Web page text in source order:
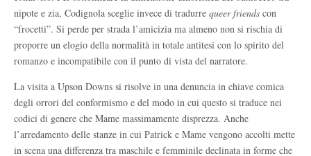
nipote e zia, Codignola sceglie invece di tradurre queer friends con
“frocetti”. Si perde per strada l’amicizia ma almeno non si rischia di
proporre un elogio della normalità in totale antitesi con lo spirito del
romanzo e incompatibile con il punto di vista del narratore.
La visita a Upson Downs si risolve in una denuncia in chiave comica
degli orrori del conformismo e del modo in cui questo si traduce nei
codici di genere che Mame massimamente disprezza. Anche
l’arredamento delle stanze in cui Patrick e Mame vengono accolti mette
in scena una differenza tra maschile e femminile declinata in forme che